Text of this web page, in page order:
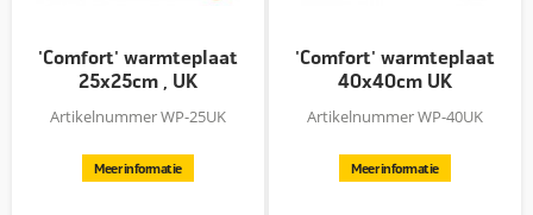
'Comfort' warmteplaat
25x25cm , UK
Artikelnummer WP-25UK
Meer informatie
'Comfort' warmteplaat
40x40cm UK
Artikelnummer WP-40UK
Meer informatie